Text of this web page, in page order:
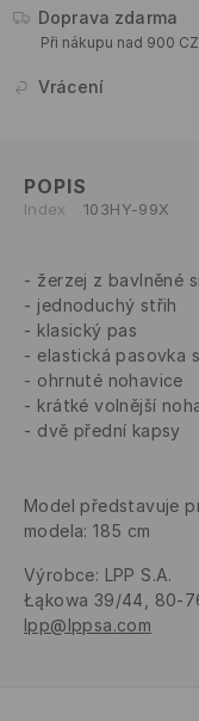
Doprava zdarma
Při nákupu nad 900
Vrácení
POPIS
Index 103HY-99X
žerzej z bavlněné
jednoduchý střih
klasický pas
elastická pasovka
ohrnuté nohavice
krátké volnější
dvě přední kapsy
Model představuje
modela: 185 cm
Výrobce: LPP S.A.
Łąkowa 39/44, 80-
lpp@lppsa.com